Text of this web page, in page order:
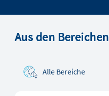
Aus den Bereichen
Alle Bereiche